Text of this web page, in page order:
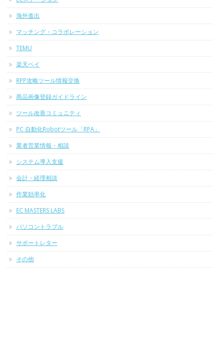
海外進出
マッチング・コラボレーション
TEMU
楽天ペイ
RPP攻略ツール情報交換
商品画像登録ガイドライン
ツール改善コミュニティ
PC 自動化Robotツール「RPA」
業者営業情報・相談
システム導入支援
会計・経理相談
作業効率化
EC MASTERS LABS
パソコントラブル
サポートレター
その他